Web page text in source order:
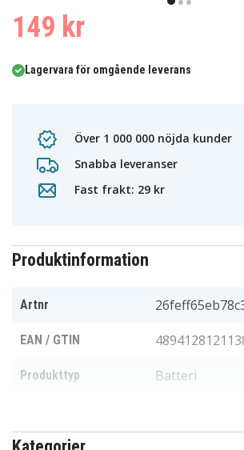
item
of
149 kr
Lagervara för omgående leverans
Över 1 000 000 nöjda kunder
Snabba leveranser
Fast frakt: 29 kr
Produktinformation
Artnr
EAN / GTIN
Produkttyp Batteri
Batterityp